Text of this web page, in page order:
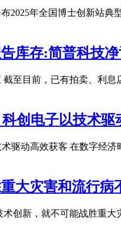
2025年全国博士创新站
库存:简普科技
至目前，已有拍卖、利
创电子以技术驱
驱动高效获客 在数字经
大灾害和流行
创新，就不可能战胜重